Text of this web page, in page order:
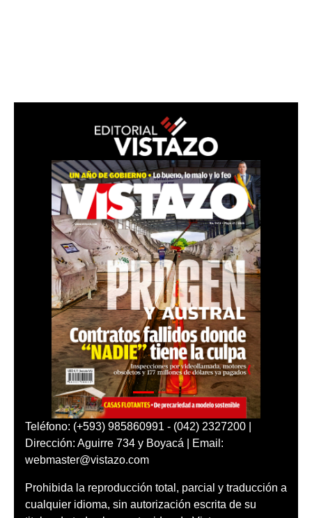
Teléfono: (+593) 985860991 - (042) 2327200 |
Dirección: Aguirre 734 y Boyacá | Email:
webmaster@vistazo.com
Prohibida la reproducción total, parcial y traducción a
cualquier idioma, sin autorización escrita de su